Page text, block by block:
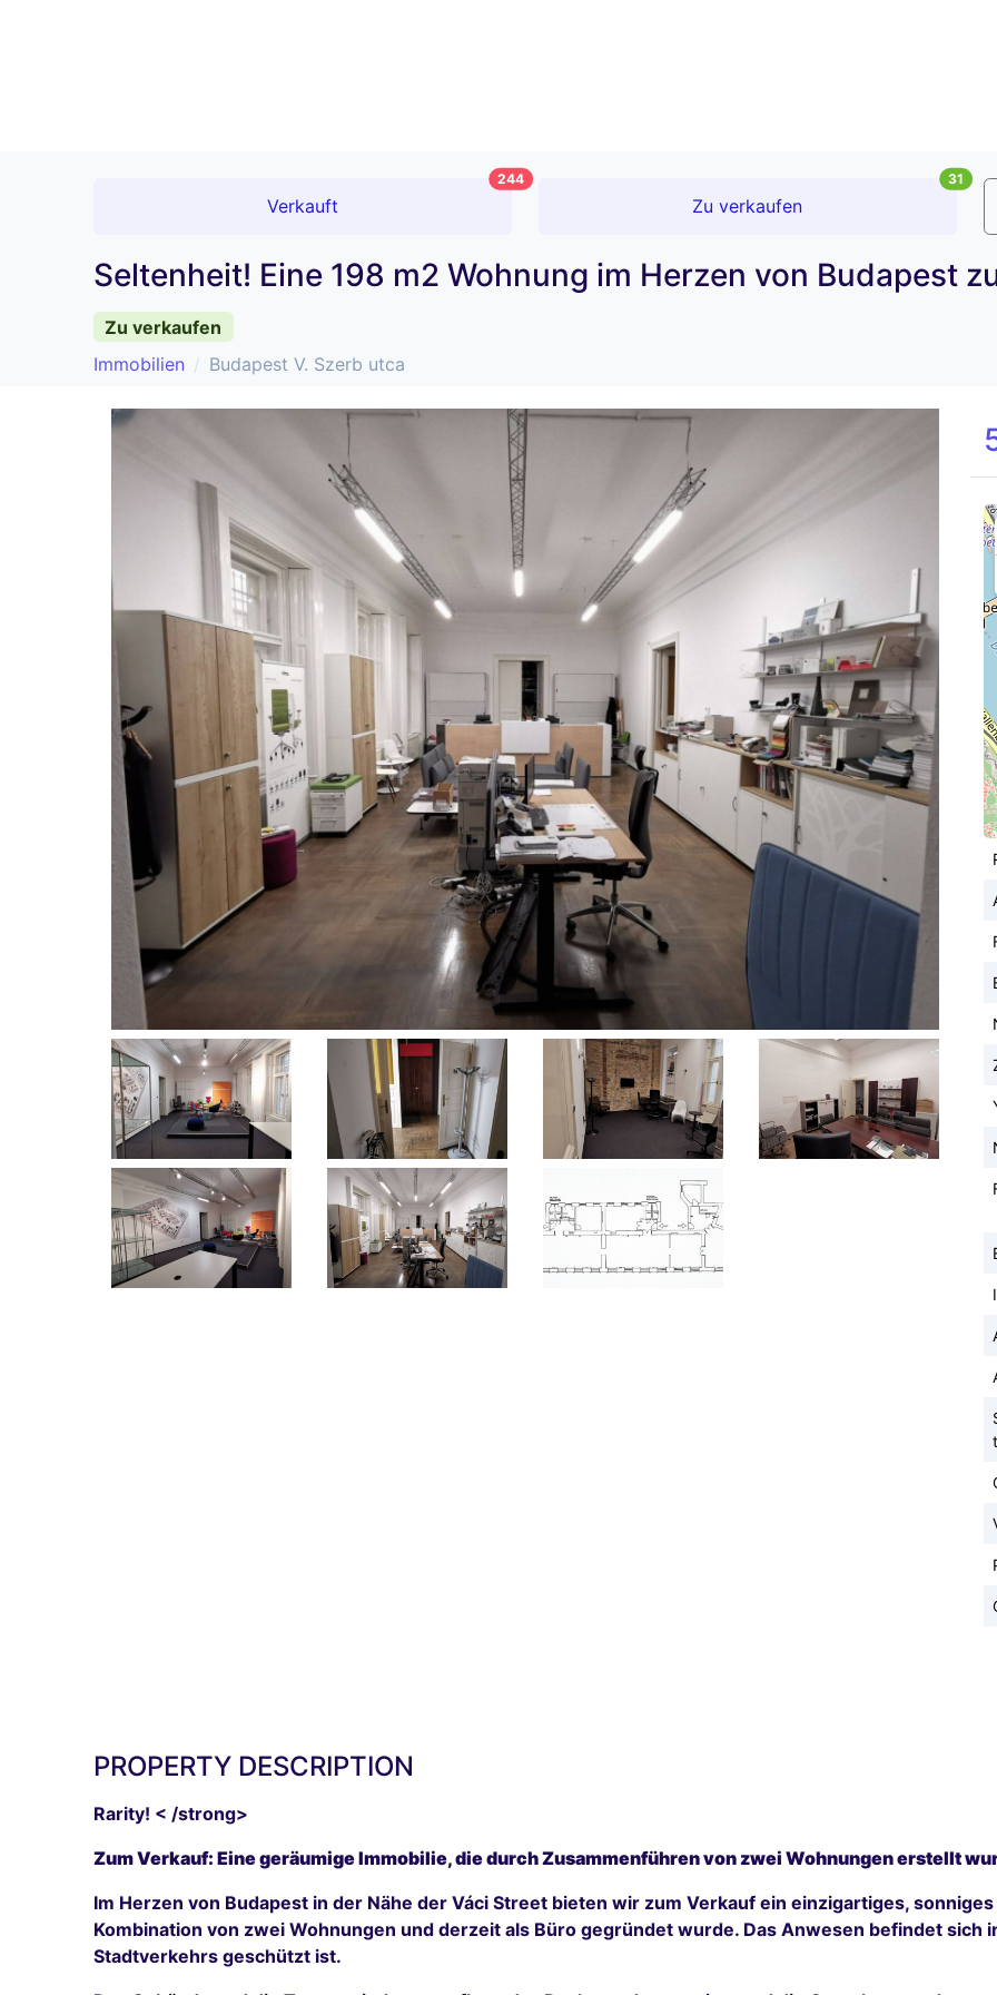
Verkauft
244
Zu verkaufen
31
Seltenheit! Eine 198 m2 Wohnung im Herzen von Budapest
Zu verkaufen
Immobilien
Budapest V. Szerb utca
PROPERTY DESCRIPTION
Rarity! < /strong>
Zum Verkauf: Eine geräumige Immobilie, die durch Zusammenführen von zwei Wohnungen erstellt
Im Herzen von Budapest in der Nähe der Váci Street bieten wir zum Verkauf ein einzigartiges,
Kombination von zwei Wohnungen und derzeit als Büro gegründet wurde. Das Anwesen befindet sich
Stadtverkehrs geschützt ist.